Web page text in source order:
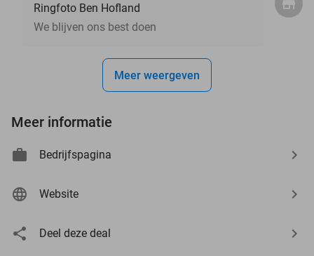
Ringfoto Ben Hofland
We blijven ons best doen
Meer weergeven
Meer informatie
Bedrijfspagina
Website
Deel deze deal